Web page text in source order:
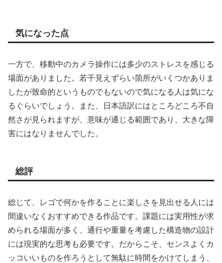
気になった点
一方で、移動中のカメラ操作には多少のストレスを感じる
場面がありました。若干見えずらい箇所がいくつかありま
したが致命的というものでもないので気になる人は気にな
るぐらいでしょう。また、日本語訳にはところどころ不自
然さが見られますが、意味が通じる範囲であり、大きな障
害にはなりませんでした。
総評
総じて、レゴで何かを作ることに楽しさを見出せる人には
間違いなくおすすめできる作品です。課題には実用性が求
められる場面が多く、通行や重量を考慮した構造物の設計
には現実的な思考も必要です。だからこそ、センスよくカ
ッコいいものを作ろうとして無駄に時間をかけてしまう、